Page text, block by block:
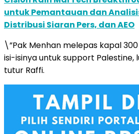
untuk Pemantauan dan
Distribusi Siaran Pers, dan AEO
\”Pak Menhan melepas kapal
isi-isinya untuk support Palestine,
tutur Raffi.